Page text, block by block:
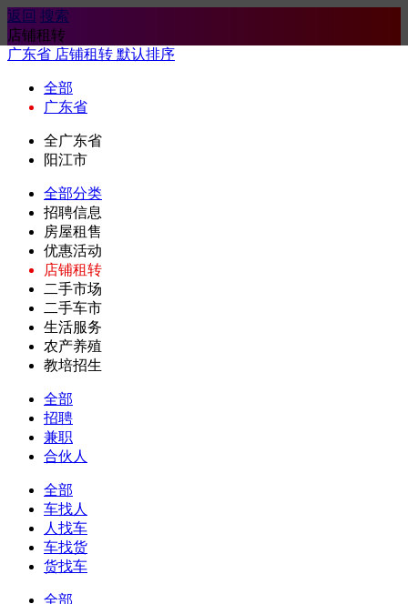
返回 搜索
店铺租转
广东省 店铺租转 默认排序
全部
广东省
全广东省
阳江市
全部分类
招聘信息
房屋租售
优惠活动
店铺租转
二手市场
二手车市
生活服务
农产养殖
教培招生
全部
招聘
兼职
合伙人
全部
车找人
人找车
车找货
货找车
全部